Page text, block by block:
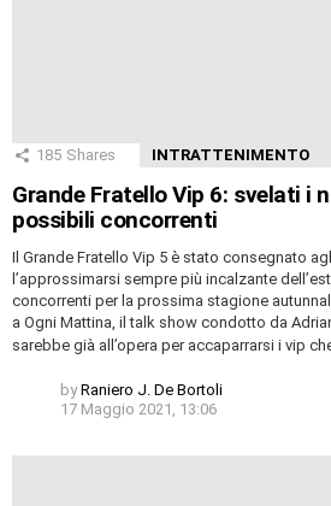
185 Shares INTRATTENIMENTO
Grande Fratello Vip 6: svelati i
possibili concorrenti
Il Grande Fratello Vip 5 è stato consegnato
l’approssimarsi sempre più incalzante
concorrenti per la prossima stagione
a Ogni Mattina, il talk show condotto da
sarebbe già all’opera per accaparrarsi i vip
by Raniero J. De Bortoli
17 Maggio 2021, 13:06